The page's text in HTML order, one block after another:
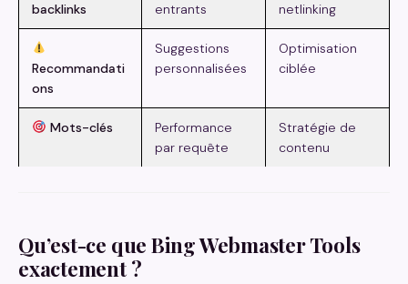
backlinks
entrants
netlinking
Recommandati
ons
Suggestions
personnalisées
Optimisation
ciblée
Mots-clés
Performance
par requête
Stratégie de
contenu
Qu’est-ce que Bing Webmaster Tools
exactement ?